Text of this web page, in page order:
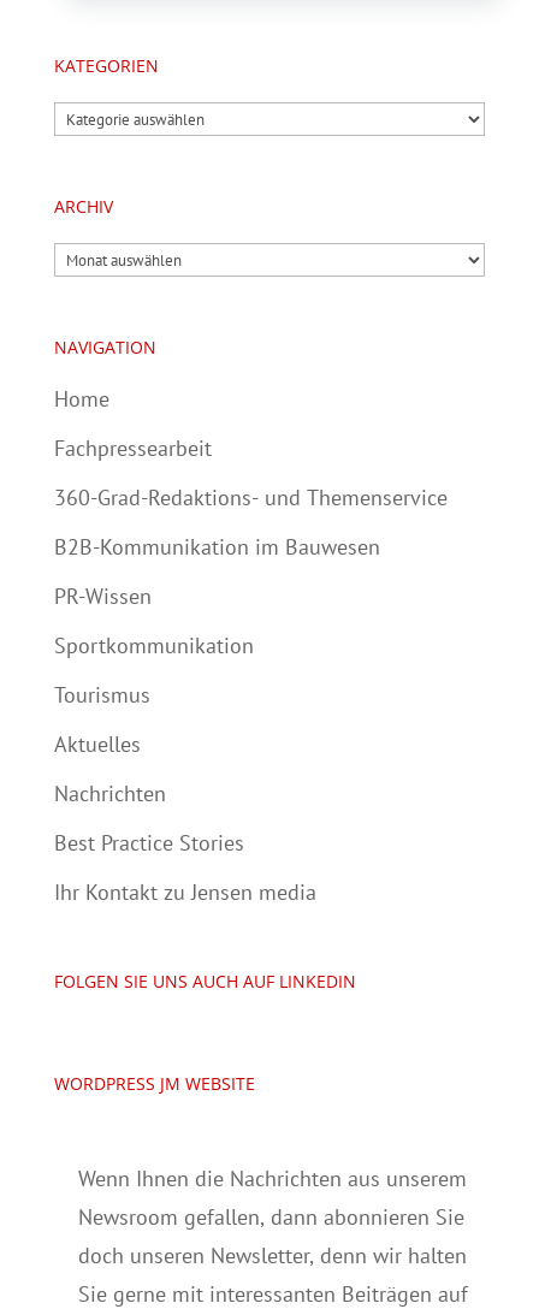
KATEGORIEN
Kategorien
ARCHIV
Archiv
NAVIGATION
Home
Fachpressearbeit
360-Grad-Redaktions- und Themenservice
B2B-Kommunikation im Bauwesen
PR-Wissen
Sportkommunikation
Tourismus
Aktuelles
Nachrichten
Best Practice Stories
Ihr Kontakt zu Jensen media
FOLGEN SIE UNS AUCH AUF LINKEDIN
WORDPRESS JM WEBSITE
Wenn Ihnen die Nachrichten aus unserem
Newsroom gefallen, dann abonnieren Sie
doch unseren Newsletter, denn wir halten
Sie gerne mit interessanten Beiträgen auf